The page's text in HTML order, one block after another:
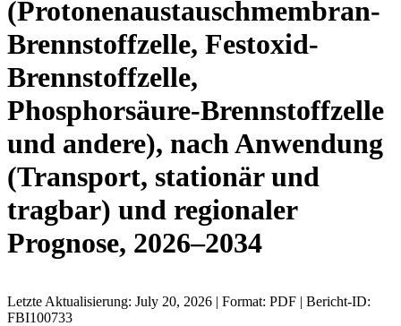
(Protonenaustauschmembran-
Brennstoffzelle, Festoxid-
Brennstoffzelle,
Phosphorsäure-Brennstoffzelle
und andere), nach Anwendung
(Transport, stationär und
tragbar) und regionaler
Prognose, 2026–2034
Letzte Aktualisierung: July 20, 2026 | Format: PDF | Bericht-ID:
FBI100733